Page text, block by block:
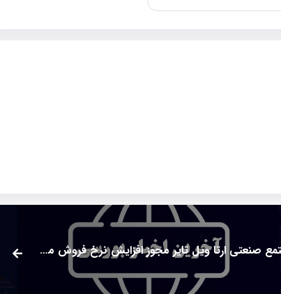
مجتمع صنعتی ارتا ویل تایر مجوز افزایش نرخ فروش محصولات تولیدی را دریافت کرد